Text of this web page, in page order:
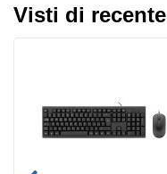
Visti di recente